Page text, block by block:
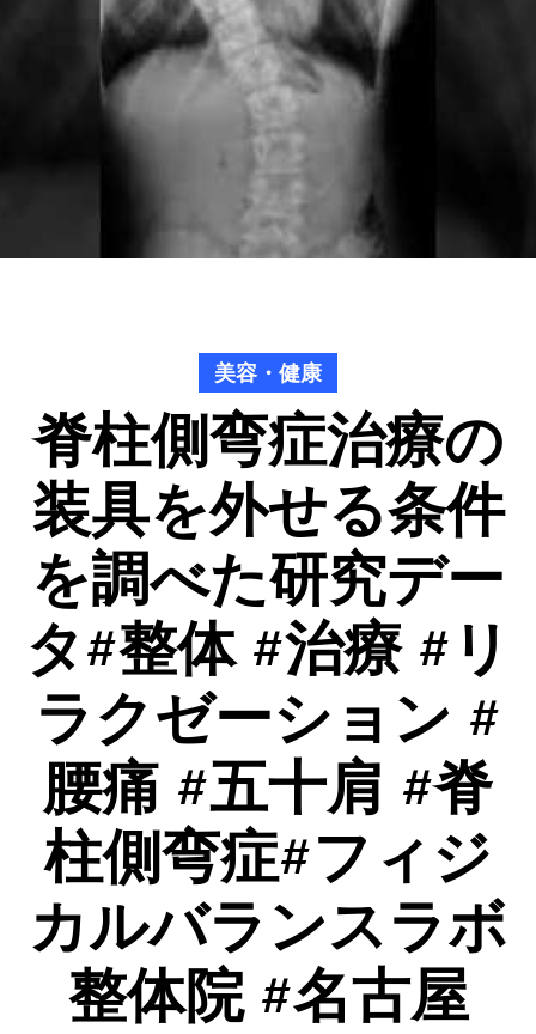
美容・健康
脊柱側弯症治療の
装具を外せる条件
を調べた研究デー
タ#整体 #治療 #リ
ラクゼーション #
腰痛 #五十肩 #脊
柱側弯症#フィジ
カルバランスラボ
整体院 #名古屋